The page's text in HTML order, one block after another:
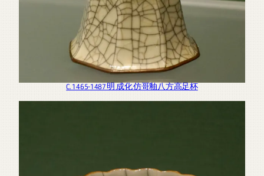
C. 1465-1487 明 成化 仿哥釉八方高足杯